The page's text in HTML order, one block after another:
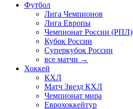
Футбол
Лига Чемпионов
Лига Европы
Чемпионат России (РПЛ)
Кубок России
Суперкубок России
все матчи →
Хоккей
КХЛ
Матч Звезд КХЛ
Чемпионат мира
Еврохоккейтур